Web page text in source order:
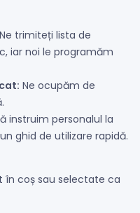
Ne trimiteți lista de
iar noi le programăm
Ne ocupăm de
instruim personalul la
ghid de utilizare rapidă.
coș sau selectate ca